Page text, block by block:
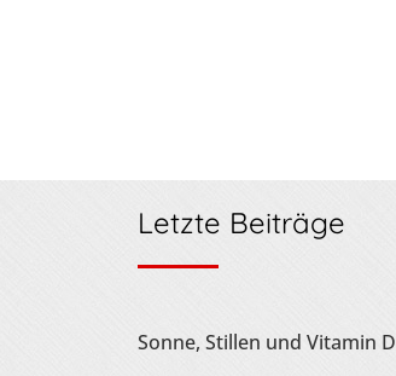
Letzte Beiträge
Sonne, Stillen und Vitamin D